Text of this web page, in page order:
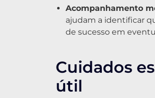
Acompanhamento
ajudam a identificar
de sucesso em
Cuidados
útil